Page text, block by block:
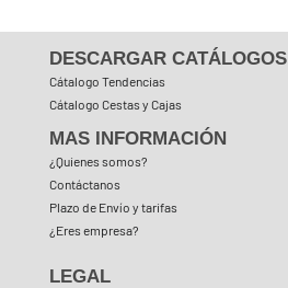
DESCARGAR CATÁLOGOS
Cátalogo Tendencias
Cátalogo Cestas y Cajas
MAS INFORMACIÓN
¿Quienes somos?
Contáctanos
Plazo de Envío y tarifas
¿Eres empresa?
LEGAL